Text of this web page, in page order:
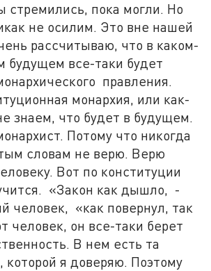
стремились, пока могли. Но
не осилим. Это вне нашей
рассчитываю, что в каком-
будущем все-таки будет
правления.
монархия, или как-
знаем, что будет в будущем.
Потому что никогда
словам не верю. Верю
Вот по конституции
«Закон как дышло, -
человек, «как повернул, так
человек, он все-таки берет
В нем есть та
которой я доверяю. Поэтому